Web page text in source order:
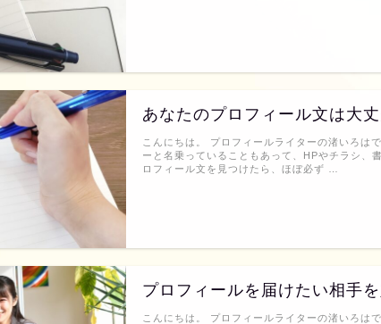
あなたのプロフィール文は大丈
こんにちは。 プロフィールライターの渚いろは
ーと名乗っていることもあって、HPやチラシ、
ロフィール文を見つけたら、ほぼ必ず …
プロフィールを届けたい相手
こんにちは。 プロフィールライターの渚いろは